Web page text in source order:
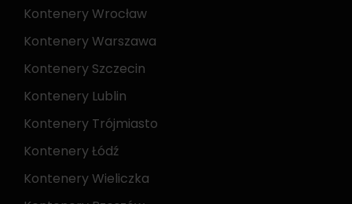
Kontenery Wrocław
Kontenery Warszawa
Kontenery Szczecin
Kontenery Lublin
Kontenery Trójmiasto
Kontenery Łódź
Kontenery Wieliczka